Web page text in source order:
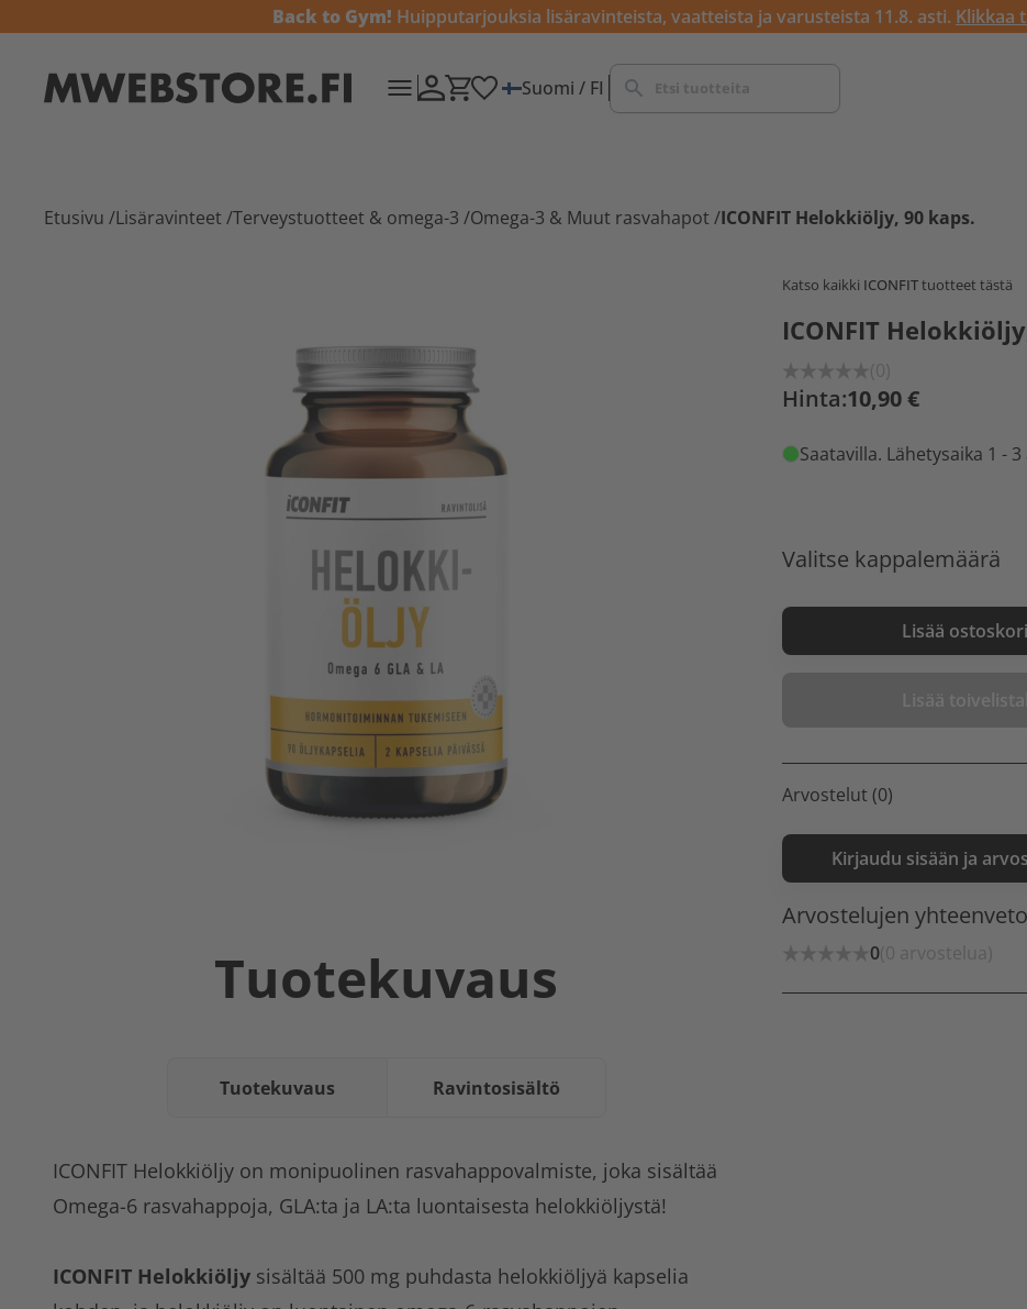
Back to Gym! Huipputarjouksia lisäravinteista, vaatteista ja varusteista 11.8. asti. Klikkaa
Suomi / FI
Etusivu /Lisäravinteet /Terveystuotteet & omega-3 /Omega-3 & Muut rasvahapot /ICONFIT Helokkiöljy, 90 kaps.
Tuotekuvaus
Tuotekuvaus Ravintosisältö
ICONFIT Helokkiöljy on monipuolinen rasvahappovalmiste, joka sisältää
Omega-6 rasvahappoja, GLA:ta ja LA:ta luontaisesta helokkiöljystä!
ICONFIT Helokkiöljy sisältää 500 mg puhdasta helokkiöljyä kapselia
Katso kaikki ICONFITtuotteet tästä
ICONFIT
(0)
Hinta:10,90 €
Saatavilla. Lähetysaika 1 -
Valitse kappalemäärä
Lisää
Lisää
Arvostelut (0)
Kirjaudu sisään ja
Arvostelujen yhteenveto
0(0 arvostelua)